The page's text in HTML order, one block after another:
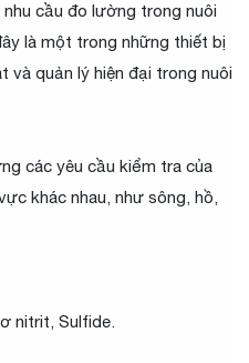
cầu đo lường trong nuôi
là một trong những thiết bị
và quản lý hiện đại trong nuôi
các yêu cầu kiểm tra của
khác nhau, như sông, hồ,
nitrit, Sulfide.